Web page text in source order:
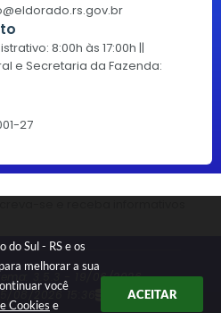
do Sul - RS e os
melhorar a sua
você
Cookies e
ACEITAR
8:00h às 17:00h ||
e Secretaria da Fazenda:
27
3.5.3 - 19/06/2026
08/2026 15:36 Dados Abertos